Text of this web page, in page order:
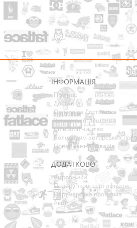
ІНФОРМАЦІЯ
Про нас
Доставка
Оплата та Доставка
Условия соглашения
Співробітництво
Володарям авторських прав
Повернення товарів
ДОДАТКОВО
Виробники
Подарункові сертифікати
Партнерська програма
Акції